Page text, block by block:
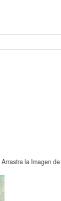
Arrastra la Imagen